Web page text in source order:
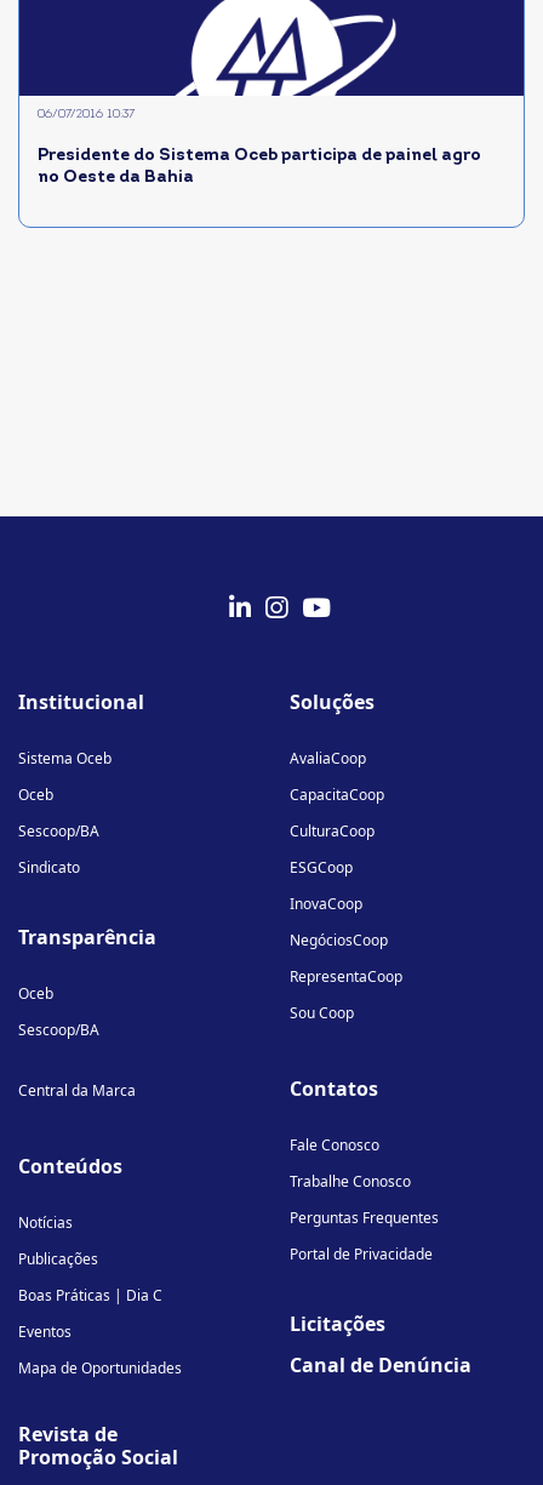
Presidente do Sistema Oceb participa de painel agro
no Oeste da Bahia
06/07/2016 10:37
linkedin-
instagram
youtube
Institucional
Sistema Oceb
Oceb
Sescoop/BA
Sindicato
Transparência
Oceb
Sescoop/BA
Central da Marca
Conteúdos
Notícias
Publicações
Boas Práticas | Dia C
Eventos
Mapa de Oportunidades
Revista de
Promoção Social
Soluções
AvaliaCoop
CapacitaCoop
CulturaCoop
ESGCoop
InovaCoop
NegóciosCoop
RepresentaCoop
Sou Coop
Contatos
Fale Conosco
Trabalhe Conosco
Perguntas Frequentes
Portal de Privacidade
Licitações
Canal de Denúncia